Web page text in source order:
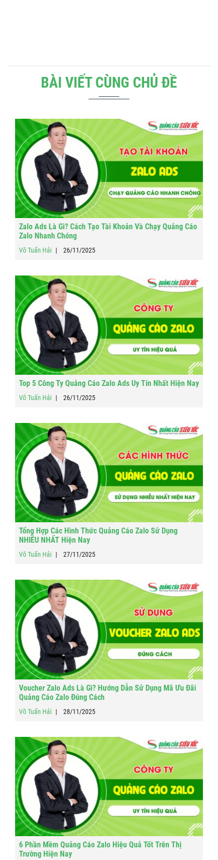
BÀI VIẾT CÙNG CHỦ ĐỀ
Zalo Ads Là Gì? Cách Tạo Tài Khoản Và Chạy Quảng Cáo
Zalo Nhanh Chóng
Võ Tuấn Hải 26/11/2025
Top 5 Công Ty Quảng Cáo Zalo Ads Uy Tín Nhất Hiện Nay
Võ Tuấn Hải 26/11/2025
Tổng Hợp Các Hình Thức Quảng Cáo Zalo Sử Dụng
NHIỀU NHẤT Hiện Nay
Võ Tuấn Hải 27/11/2025
Voucher Zalo Ads Là Gì? Hướng Dẫn Sử Dụng Mã Ưu Đãi
Quảng Cáo Zalo Đúng Cách
Võ Tuấn Hải 28/11/2025
6 Phần Mềm Quảng Cáo Zalo Hiệu Quả Tốt Trên Thị
Trường Hiện Nay